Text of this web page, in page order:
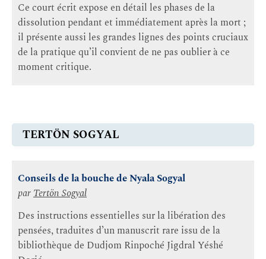
Ce court écrit expose en détail les phases de la
dissolution pendant et immédiatement après la mort ;
il présente aussi les grandes lignes des points cruciaux
de la pratique qu’il convient de ne pas oublier à ce
moment critique.
TERTÖN SOGYAL
Conseils de la bouche de Nyala Sogyal
parTertön Sogyal
Des instructions essentielles sur la libération des
pensées, traduites d’un manuscrit rare issu de la
bibliothèque de Dudjom Rinpoché Jigdral Yéshé